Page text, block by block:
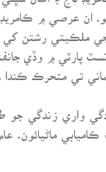
تي لٿل هو. ان عرصي
ملڪيتي رشتن کي
۾ 1950ع کان 1960ع تائين ڪامريڊ
تي متحرڪ ڪندا
واري زندگي جو
ماڻيائون.